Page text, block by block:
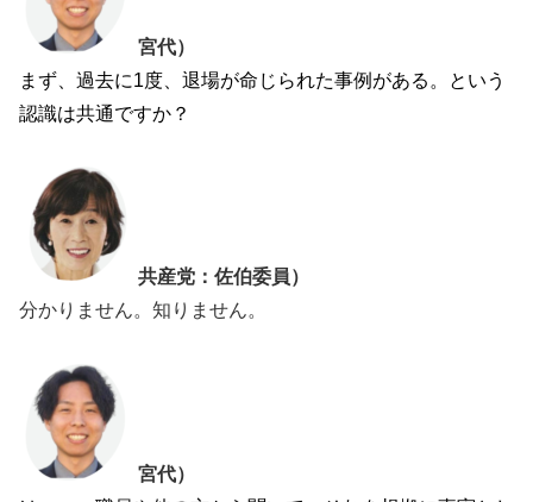
宮代）
まず、過去に1度、退場が命じられた事例がある。という
認識は共通ですか？
共産党：佐伯委員）
分かりません。知りません。
宮代）